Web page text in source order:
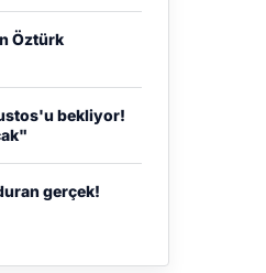
Öztürk
bekliyor!
gerçek!